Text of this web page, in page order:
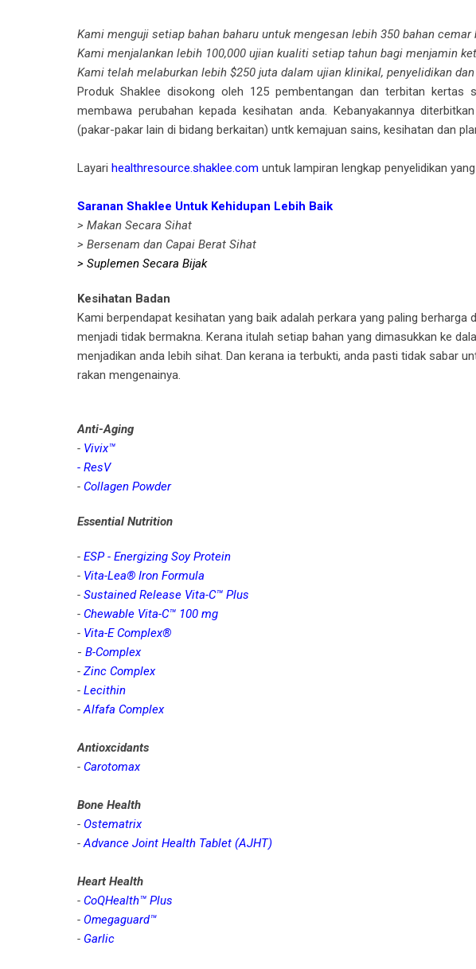
Kami menguji setiap bahan baharu untuk mengesan lebih 350 bahan cemar
Kami menjalankan lebih 100,000 ujian kualiti setiap tahun bagi menjamin
Kami telah melaburkan lebih $250 juta dalam ujian klinikal, penyelidikan
Produk Shaklee disokong oleh 125 pembentangan dan terbitan kertas
membawa perubahan kepada kesihatan anda. Kebanyakannya
(pakar-pakar lain di bidang berkaitan) untk kemajuan sains, kesihatan dan
Layari healthresource.shaklee.com untuk lampiran lengkap penyelidikan
Saranan Shaklee Untuk Kehidupan Lebih Baik
> Makan Secara Sihat
> Bersenam dan Capai Berat Sihat
> Suplemen Secara Bijak
Kesihatan Badan
Kami berpendapat kesihatan yang baik adalah perkara yang paling berharga
menjadi tidak bermakna. Kerana itulah setiap bahan yang dimasukkan ke
menjadikan anda lebih sihat. Dan kerana ia terbukti, anda pasti tidak sabar
rakan mengenainya.
Anti-Aging
- Vivix™
- ResV
- Collagen Powder
Essential Nutrition
- ESP - Energizing Soy Protein
- Vita-Lea® Iron Formula
- Sustained Release Vita-C™ Plus
- Chewable Vita-C™ 100 mg
- Vita-E Complex®
- B-Complex
- Zinc Complex
- Lecithin
-Alfafa Complex
Antioxcidants
- Carotomax
Bone Health
- Ostematrix
-Advance Joint Health Tablet (AJHT)
Heart Health
- CoQHealth™ Plus
- Omegaguard™
- Garlic